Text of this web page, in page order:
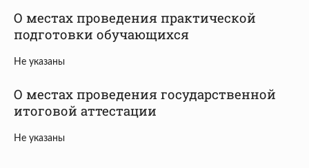
О местах проведения практической
подготовки обучающихся
Не указаны
О местах проведения государственной
итоговой аттестации
Не указаны